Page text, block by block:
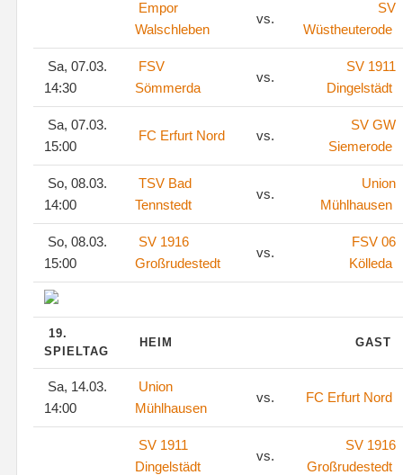
Empor
Walschleben
vs.
SV
Wüstheuterode
Sa, 07.03.
14:30
FSV
Sömmerda
vs.
SV 1911
Dingelstädt
Sa, 07.03.
15:00
FC Erfurt Nord vs.
SV GW
Siemerode
So, 08.03.
14:00
TSV Bad
Tennstedt
vs.
Union
Mühlhausen
So, 08.03.
15:00
SV 1916
Großrudestedt
vs.
FSV 06
Kölleda
19.
SPIELTAG
HEIM GAST
Sa, 14.03.
14:00
Union
Mühlhausen
vs. FC Erfurt Nord
SV 1911
Dingelstädt
vs.
SV 1916
Großrudestedt